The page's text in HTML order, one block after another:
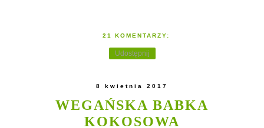
21 KOMENTARZY:
Udostępnij
8 kwietnia 2017
WEGAŃSKA BABKA
KOKOSOWA